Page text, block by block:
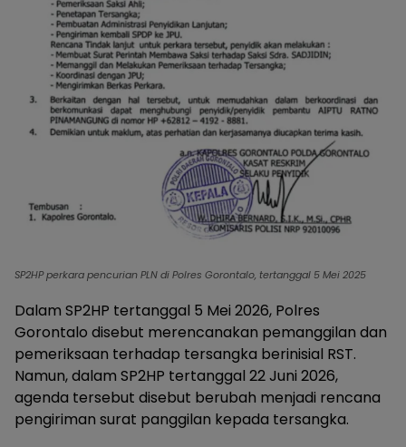
SP2HP perkara pencurian PLN di Polres Gorontalo, tertanggal 5 Mei 2025
Dalam SP2HP tertanggal 5 Mei 2026, Polres
Gorontalo disebut merencanakan pemanggilan dan
pemeriksaan terhadap tersangka berinisial RST.
Namun, dalam SP2HP tertanggal 22 Juni 2026,
agenda tersebut disebut berubah menjadi rencana
pengiriman surat panggilan kepada tersangka.